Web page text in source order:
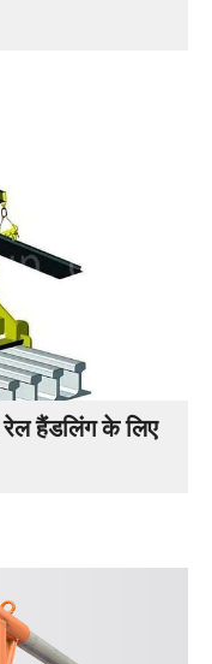
रेल हैंडलिंग के लिए